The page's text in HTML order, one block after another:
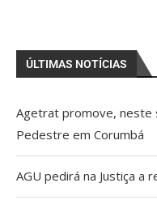
ÚLTIMAS NOTÍCIAS
Agetrat promove, neste
Pedestre em Corumbá
AGU pedirá na Justiça a